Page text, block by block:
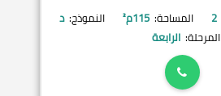
2 المساحة: 115م² النموذج: د
المرحلة: الرابعة